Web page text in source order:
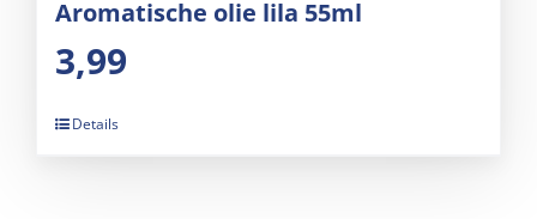
Aromatische olie lila 55ml
3,99
Details